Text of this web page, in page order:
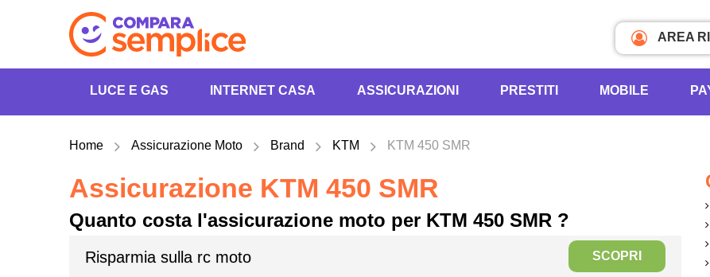
AREA
LUCE E GAS INTERNET CASA ASSICURAZIONI PRESTITI MOBILE
Home Assicurazione Moto Brand KTM KTM 450 SMR
Assicurazione KTM 450 SMR
Quanto costa l'assicurazione moto per KTM 450 SMR ?
Risparmia sulla rc moto SCOPRI